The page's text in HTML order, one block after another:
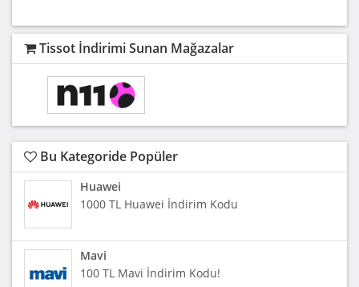
Tissot İndirimi Sunan Mağazalar
Bu Kategoride Popüler
Huawei
1000 TL Huawei İndirim Kodu
Mavi
100 TL Mavi İndirim Kodu!